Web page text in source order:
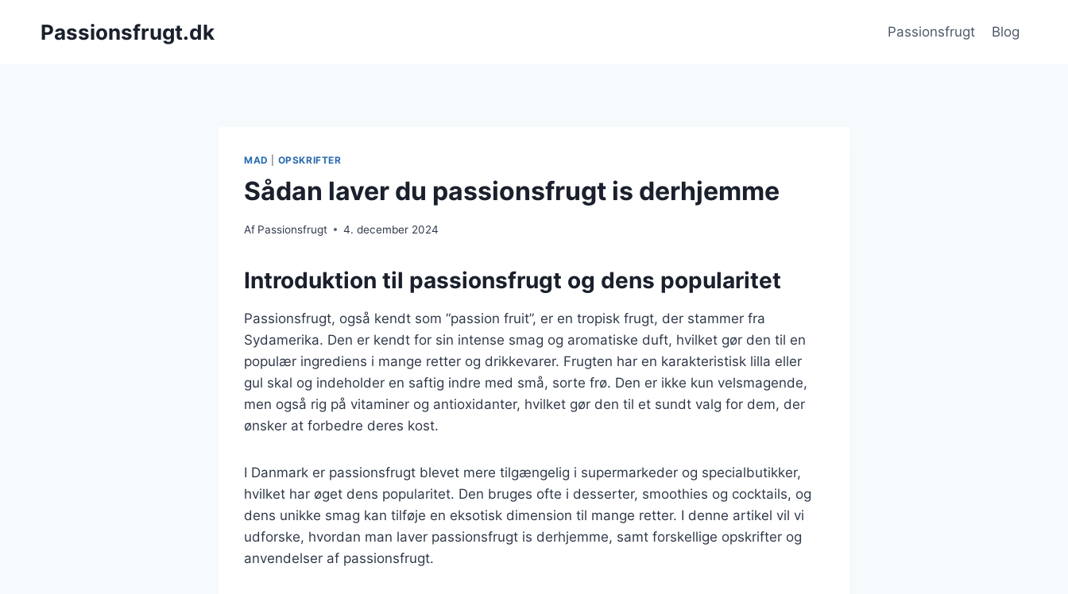
Passionsfrugt.dk Passionsfrugt Blog
MAD OPSKRIFTER
Sådan laver du passionsfrugt is derhjemme
Af Passionsfrugt 4. december 2024
Introduktion til passionsfrugt og dens popularitet
Passionsfrugt, også kendt som “passion fruit”, er en tropisk frugt, der stammer fra
Sydamerika. Den er kendt for sin intense smag og aromatiske duft, hvilket gør den til en
populær ingrediens i mange retter og drikkevarer. Frugten har en karakteristisk lilla eller
gul skal og indeholder en saftig indre med små, sorte frø. Den er ikke kun velsmagende,
men også rig på vitaminer og antioxidanter, hvilket gør den til et sundt valg for dem, der
ønsker at forbedre deres kost.
I Danmark er passionsfrugt blevet mere tilgængelig i supermarkeder og specialbutikker,
hvilket har øget dens popularitet. Den bruges ofte i desserter, smoothies og cocktails, og
dens unikke smag kan tilføje en eksotisk dimension til mange retter. I denne artikel vil vi
udforske, hvordan man laver passionsfrugt is derhjemme, samt forskellige opskrifter og
anvendelser af passionsfrugt.